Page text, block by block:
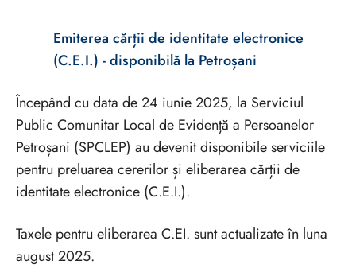
Emiterea cărții de identitate electronice
(C.E.I.) - disponibilă la Petroșani
Începând cu data de 24 iunie 2025, la Serviciul
Public Comunitar Local de Evidență a Persoanelor
Petroșani (SPCLEP) au devenit disponibile serviciile
pentru preluarea cererilor și eliberarea cărții de
identitate electronice (C.E.I.).
Taxele pentru eliberarea C.EI. sunt actualizate în luna
august 2025.